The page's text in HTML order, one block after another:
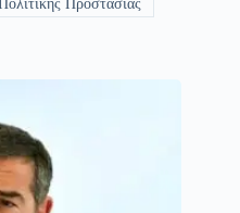
Προστασίας